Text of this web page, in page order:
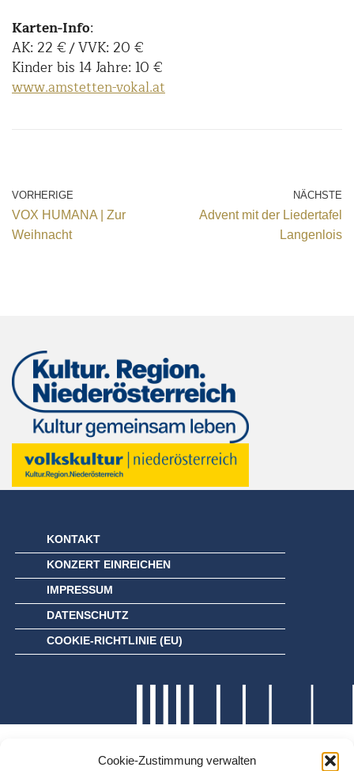
Cookie-Zustimmung verwalten
Karten-Info:
AK: 22 € / VVK: 20 €
Kinder bis 14 Jahre: 10 €
www.amstetten-vokal.at
VORHERIGE
VOX HUMANA | Zur
Weihnacht
NÄCHSTE
Advent mit der Liedertafel
Langenlois
KONTAKT
KONZERT EINREICHEN
IMPRESSUM
DATENSCHUTZ
COOKIE-RICHTLINIE (EU)